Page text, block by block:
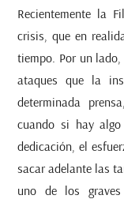
Recientemente la
crisis, que en
tiempo. Por un
ataques que la
determinada
cuando si hay
dedicación, el
sacar adelante las
uno de los graves